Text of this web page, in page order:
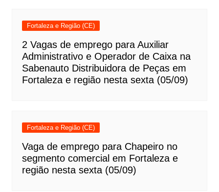
Fortaleza e Região (CE)
2 Vagas de emprego para Auxiliar
Administrativo e Operador de Caixa na
Sabenauto Distribuidora de Peças em
Fortaleza e região nesta sexta (05/09)
Fortaleza e Região (CE)
Vaga de emprego para Chapeiro no
segmento comercial em Fortaleza e
região nesta sexta (05/09)